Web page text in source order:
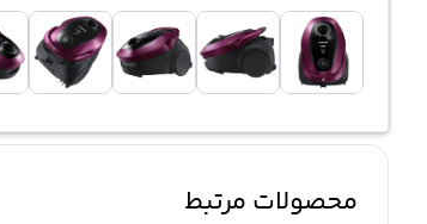
محصولات مرتبط